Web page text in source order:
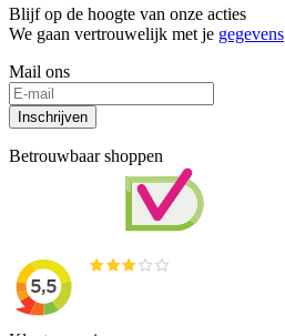
Blijf op de hoogte van onze acties
We gaan vertrouwelijk met je gegevens
Mail ons
Inschrijven
Betrouwbaar shoppen